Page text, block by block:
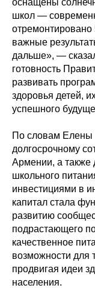
оснащены
школ —
важные
дальше», —
готовность
развивать
здоровья детей,
успешного
По словам Елены
долгосрочному
Армении, а также
школьного
инвестициями в
капитал стала
развитию
подрастающего
качественное
возможности для
продвигая идеи
населения.